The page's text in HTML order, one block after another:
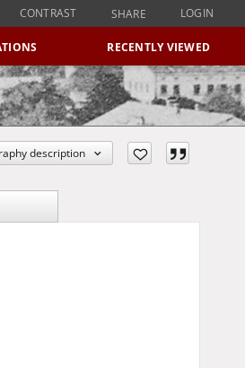
CONTRAST SHARE LOGIN
RECENTLY VIEWED
description